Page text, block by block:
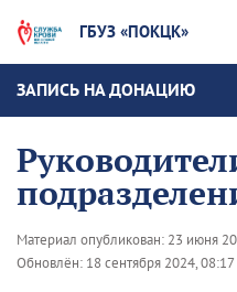
ГБУЗ «ПОКЦК»
ЗАПИСЬ НА ДОНАЦИЮ
Материал опубликован: 23 июня
Обновлён: 18 сентября 2024, 08:17